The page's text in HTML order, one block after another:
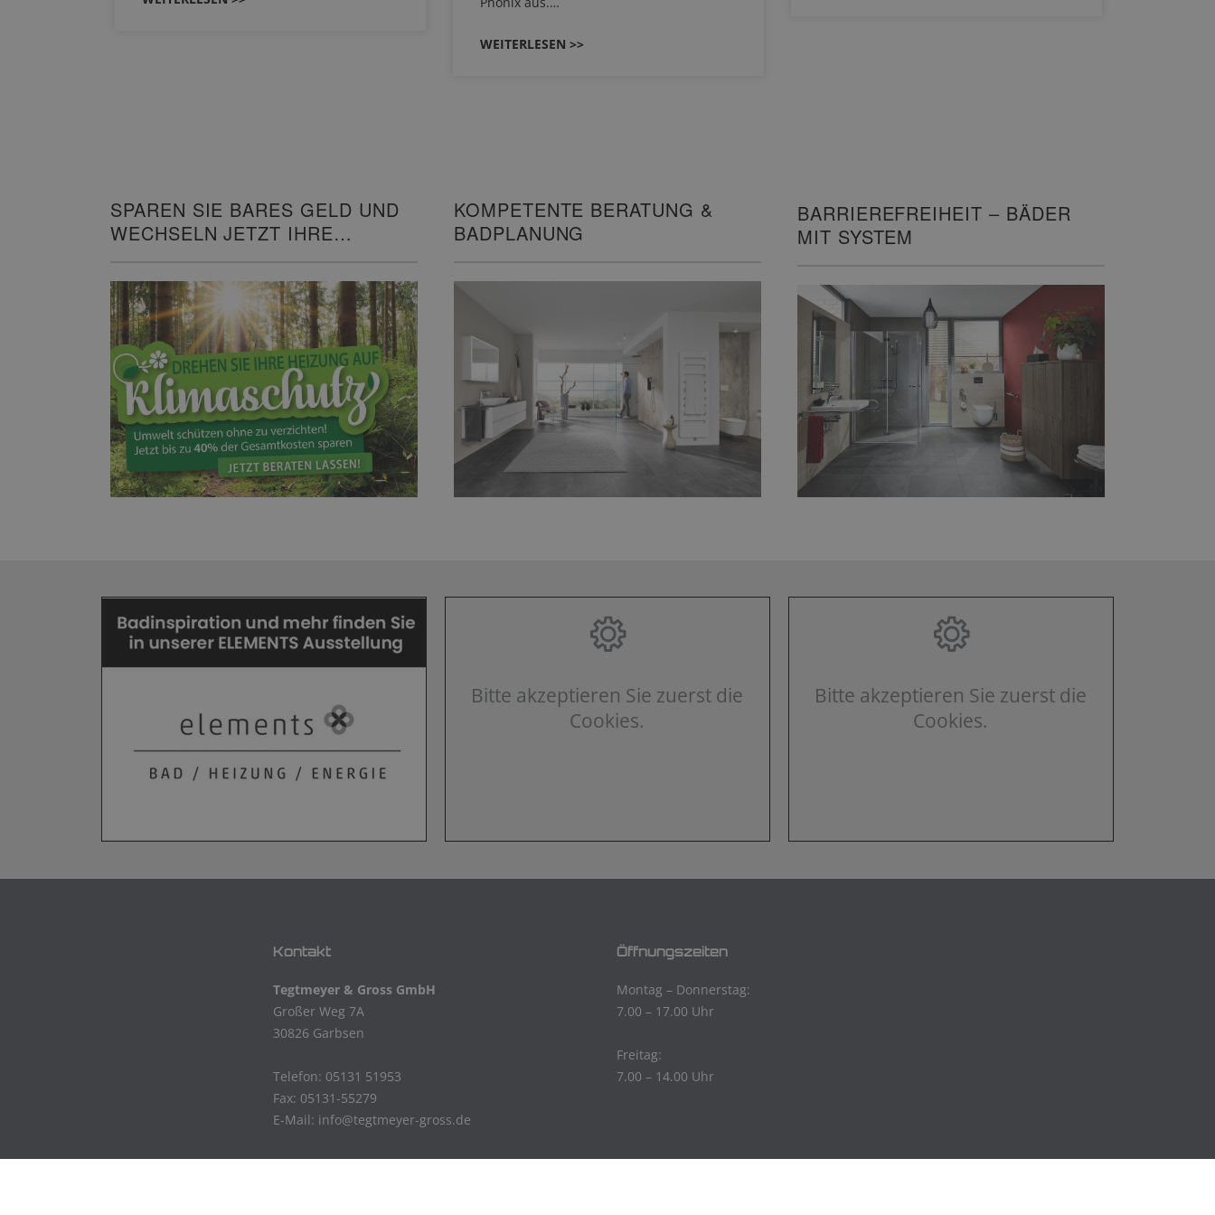
WEITERLESEN >>
SPAREN SIE BARES GELD UND
WECHSELN JETZT IHRE
KOMPETENTE BERATUNG &
BADPLANUNG
BARRIEREFREIHEIT – BÄDER
MIT SYSTEM
Bitte akzeptieren Sie zuerst die
Cookies.
Bitte akzeptieren Sie zuerst die
Cookies.
Kontakt
Tegtmeyer & Gross GmbH
Großer Weg 7A
30826 Garbsen
Telefon: 05131 51953
Fax: 05131-55279
E-Mail: info@tegtmeyer-gross.de
Öffnungszeiten
Montag – Donnerstag:
7.00 – 17.00 Uhr
Freitag:
7.00 – 14.00 Uhr